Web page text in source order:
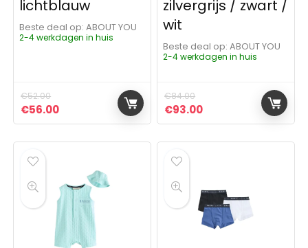
lichtblauw
Beste deal op:
ABOUT YOU
2-4 werkdagen in huis
€52.00
Oorspronkelijke prijs was: €52.00.
€56.00Huidige prijs is: €56.00.
zilvergrijs / zwart /
wit
Beste deal op:
ABOUT YOU
2-4 werkdagen in huis
€84.00
Oorspronkelijke prijs
€93.00Huidige prijs is: